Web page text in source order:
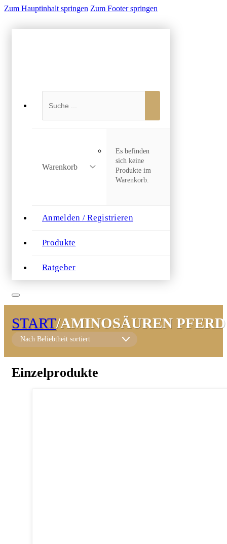
Zum Hauptinhalt springen Zum Footer springen
Suchen
Warenkorb
Es befinden
sich keine
Produkte im
Warenkorb.
Anmelden / Registrieren
Produkte
Ratgeber
START/AMINOSÄUREN PFERD
Einzelprodukte